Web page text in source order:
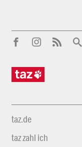
taz.de
taz zahl ich